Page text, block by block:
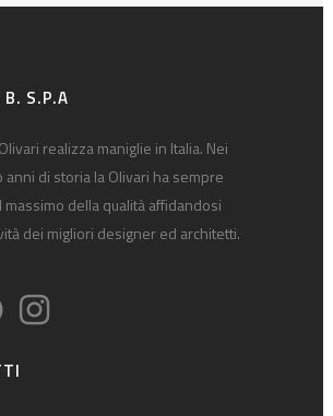
B. S.P.A
realizza maniglie in Italia. Nei
anni di storia la Olivari ha sempre
massimo della qualità affidandosi
dei migliori designer ed architetti.